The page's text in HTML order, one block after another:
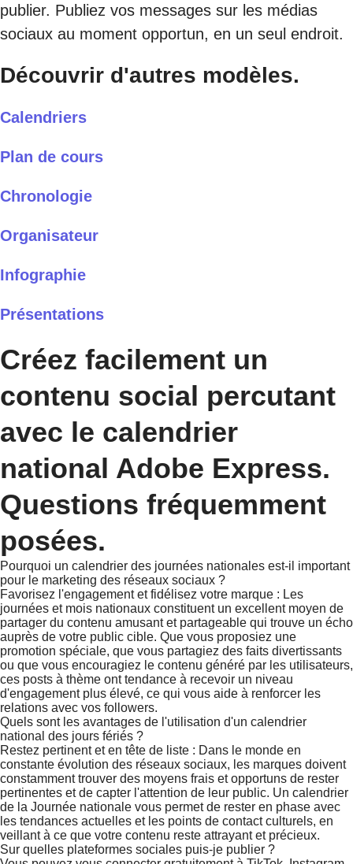
publier. Publiez vos messages sur les médias
sociaux au moment opportun, en un seul endroit.
Découvrir d'autres modèles.
Calendriers
Plan de cours
Chronologie
Organisateur
Infographie
Présentations
Créez facilement un
contenu social percutant
avec le calendrier
national Adobe Express.
Questions fréquemment
posées.
Pourquoi un calendrier des journées nationales est-il important
pour le marketing des réseaux sociaux ?
Favorisez l'engagement et fidélisez votre marque : Les
journées et mois nationaux constituent un excellent moyen de
partager du contenu amusant et partageable qui trouve un écho
auprès de votre public cible. Que vous proposiez une
promotion spéciale, que vous partagiez des faits divertissants
ou que vous encouragiez le contenu généré par les utilisateurs,
ces posts à thème ont tendance à recevoir un niveau
d'engagement plus élevé, ce qui vous aide à renforcer les
relations avec vos followers.
Quels sont les avantages de l'utilisation d'un calendrier
national des jours fériés ?
Restez pertinent et en tête de liste : Dans le monde en
constante évolution des réseaux sociaux, les marques doivent
constamment trouver des moyens frais et opportuns de rester
pertinentes et de capter l'attention de leur public. Un calendrier
de la Journée nationale vous permet de rester en phase avec
les tendances actuelles et les points de contact culturels, en
veillant à ce que votre contenu reste attrayant et précieux.
Sur quelles plateformes sociales puis-je publier ?